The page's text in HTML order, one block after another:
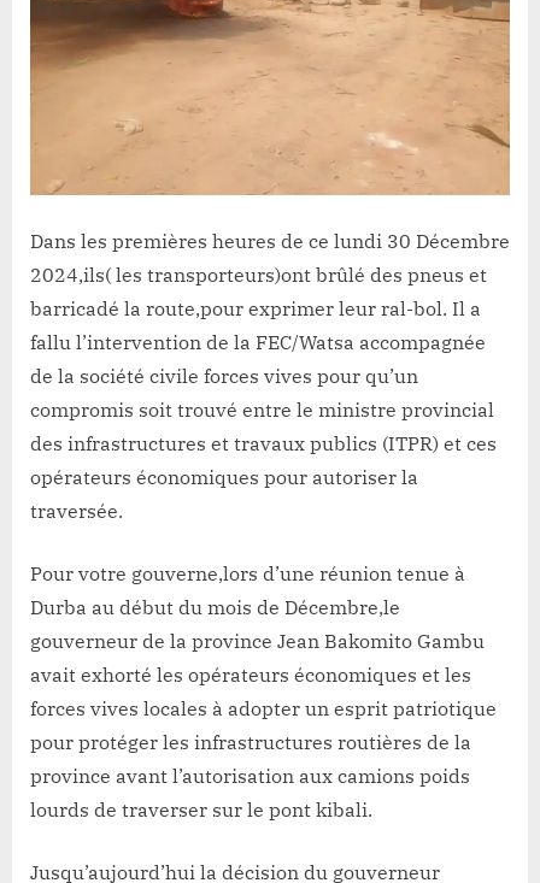
Dans les premières heures de ce lundi 30 Décembre
2024,ils( les transporteurs)ont brûlé des pneus et
barricadé la route,pour exprimer leur ral-bol. Il a
fallu l’intervention de la FEC/Watsa accompagnée
de la société civile forces vives pour qu’un
compromis soit trouvé entre le ministre provincial
des infrastructures et travaux publics (ITPR) et ces
opérateurs économiques pour autoriser la
traversée.
Pour votre gouverne,lors d’une réunion tenue à
Durba au début du mois de Décembre,le
gouverneur de la province Jean Bakomito Gambu
avait exhorté les opérateurs économiques et les
forces vives locales à adopter un esprit patriotique
pour protéger les infrastructures routières de la
province avant l’autorisation aux camions poids
lourds de traverser sur le pont kibali.
Jusqu’aujourd’hui la décision du gouverneur